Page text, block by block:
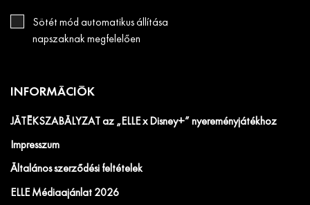
Sötét mód automatikus állítása
napszaknak megfelelően
INFORMÁCIÓK
JÁTÉKSZABÁLYZAT az „ELLE x Disney+” nyereményjátékhoz
Impresszum
Általános szerződési feltételek
ELLE Médiaajánlat 2026